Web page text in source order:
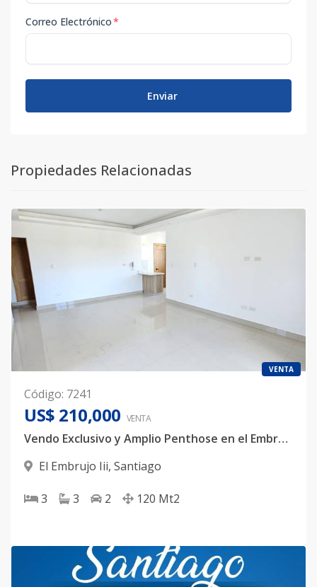
Correo Electrónico*
Enviar
Propiedades Relacionadas
VENTA
Código: 7241
US$ 210,000 VENTA
Vendo Exclusivo y Amplio Penthose en el Embrujo Tercero, Santiago
El Embrujo Iii, Santiago
3 3 2 120 Mt2